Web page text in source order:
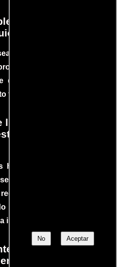
No Aceptar
que no
un guión siempre hay
que se dan
escenas
final.
al borde
increíble
hasta el mundo, Tesis
ha convertido en uno
del cine
audiencias y dejando
internacional.
Sucedió detrás
Jurassic Park